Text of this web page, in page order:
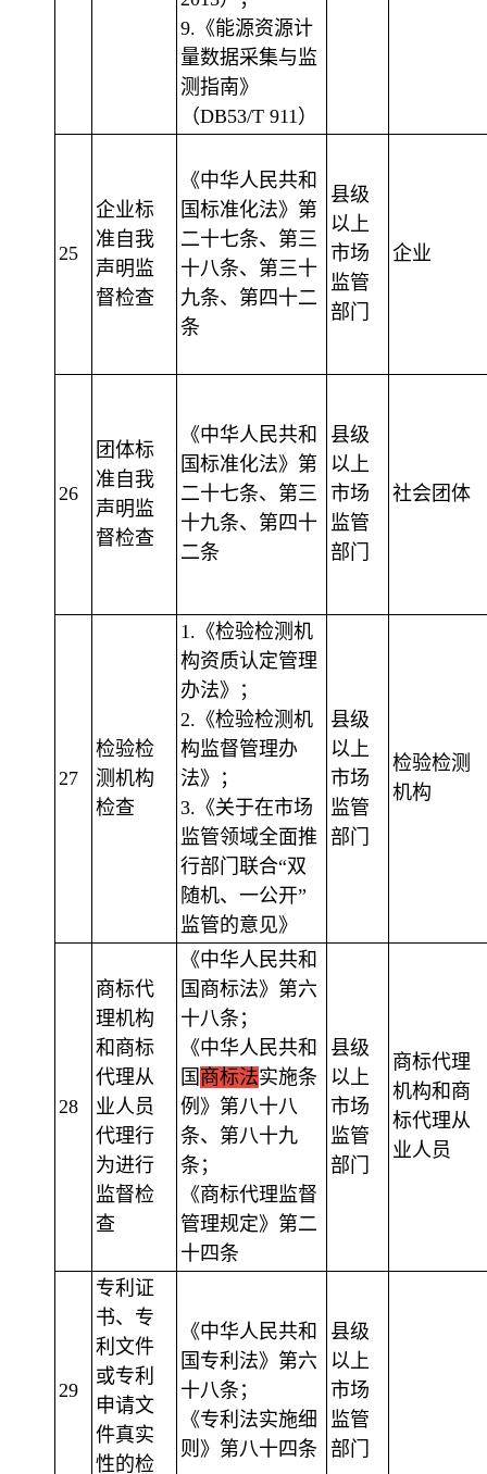
9.《能源资源计
量数据采集与监
测指南》
（DB53/T 911）
25
企业标
准自我
声明监
督检查
《中华人民共和
国标准化法》第
二十七条、第三
十八条、第三十
九条、第四十二
条
县级
以上
市场
监管
部门
企业
26
团体标
准自我
声明监
督检查
《中华人民共和
国标准化法》第
二十七条、第三
十九条、第四十
二条
县级
以上
市场
监管
部门
社会团体
27
检验检
测机构
检查
1.《检验检测机
构资质认定管理
办法》；
2.《检验检测机
构监督管理办
法》；
3.《关于在市场
监管领域全面推
行部门联合“双
随机、一公开”
监管的意见》
县级
以上
市场
监管
部门
检验检测
机构
28
商标代
理机构
和商标
代理从
业人员
代理行
为进行
监督检
查
《中华人民共和
国商标法》第六
十八条；
《中华人民共和
国 商标法实施条
例》第八十八
条、第八十九
条；
《商标代理监督
管理规定》第二
十四条
县级
以上
市场
监管
部门
商标代理
机构和商
标代理从
业人员
29
专利证
书、专
利文件
或专利
申请文
件真实
性的检
《中华人民共和
国专利法》第六
十八条；
《专利法实施细
则》第八十四条
县级
以上
市场
监管
部门